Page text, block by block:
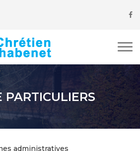
PARTICULIERS
administratives